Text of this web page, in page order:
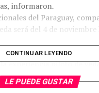
informaron.
del Paraguay,
será del 4 de noviembre
aguas jurisdiccionales de
experiencia piloto de
el litoral de la
la veda pesquera
CONTINUAR LEYENDO
LE PUEDE GUSTAR